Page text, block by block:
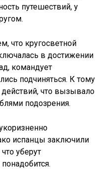
путешествий, у
что кругосветной
в достижении
командует
подчиняться. К тому
что вызывало
подозрения.
испанцы заключили
уберут